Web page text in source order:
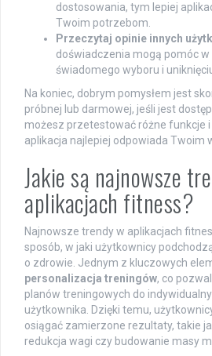
dostosowania, tym lepiej
Twoim potrzebom.
Przeczytaj opinie innych
doświadczenia mogą pomóc w
świadomego wyboru i
Na koniec, dobrym pomysłem jest
próbnej lub darmowej, jeśli jest
możesz przetestować różne funkcje
aplikacja najlepiej odpowiada Twoim
Jakie są najnowsze
aplikacjach fitness?
Najnowsze trendy w aplikacjach
sposób, w jaki użytkownicy
o zdrowie. Jednym z kluczowych
personalizacja treningów, co
planów treningowych do
użytkownika. Dzięki temu,
osiągać zamierzone rezultaty, takie
redukcja wagi czy budowanie masy